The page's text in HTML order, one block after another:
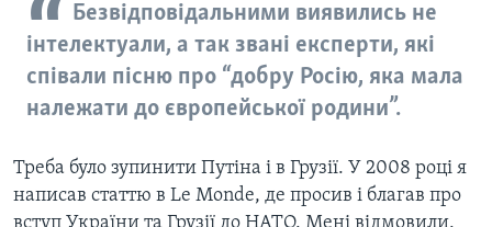
Безвідповідальними виявились не
інтелектуали, а так звані експерти, які
співали пісню про “добру Росію, яка мала
належати до європейської родини”.
Треба було зупинити Путіна і в Грузії. У 2008 році я
написав статтю в Le Monde, де просив і благав про